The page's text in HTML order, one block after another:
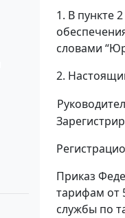
1. В пункте
словами
2.
Приказ
тарифам от
службы по